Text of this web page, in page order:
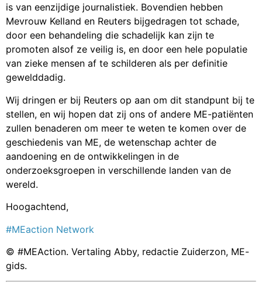
is van eenzijdige journalistiek. Bovendien hebben
Mevrouw Kelland en Reuters bijgedragen tot schade,
door een behandeling die schadelijk kan zijn te
promoten alsof ze veilig is, en door een hele populatie
van zieke mensen af te schilderen als per definitie
gewelddadig.
Wij dringen er bij Reuters op aan om dit standpunt bij te
stellen, en wij hopen dat zij ons of andere ME-patiënten
zullen benaderen om meer te weten te komen over de
geschiedenis van ME, de wetenschap achter de
aandoening en de ontwikkelingen in de
onderzoeksgroepen in verschillende landen van de
wereld.
Hoogachtend,
#MEaction Network
© #MEAction. Vertaling Abby, redactie Zuiderzon, ME-
gids.